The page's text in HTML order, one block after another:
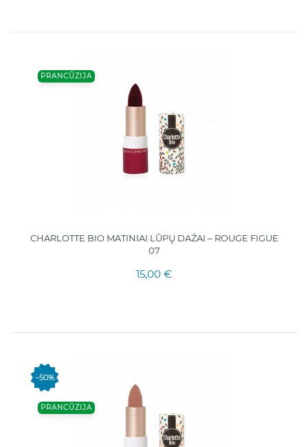
PRANCŪZIJA
CHARLOTTE BIO MATINIAI LŪPŲ DAŽAI – ROUGE FIGUE
07
15,00 €
−50%
PRANCŪZIJA